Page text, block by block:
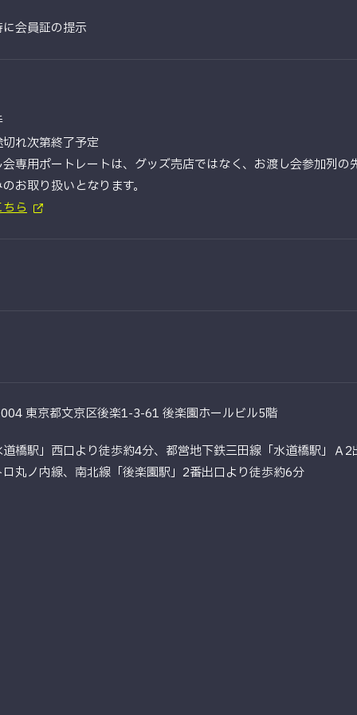
会員証の提示
れ次第終了予定
専用ポートレートは、グッズ売店ではなく、お渡し会参加列の
のお取り扱いとなります。
ら
東京都文京区後楽1-3-61 後楽園ホールビル5階
橋駅」西口より徒歩約4分、都営地下鉄三田線「水道橋駅」Ａ
丸ノ内線、南北線「後楽園駅」2番出口より徒歩約6分